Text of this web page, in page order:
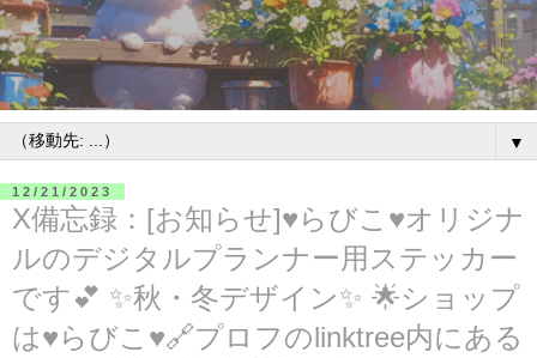
▼
12/21/2023
X備忘録：[お知らせ]♥らびこ♥オリジナ
ルのデジタルプランナー用ステッカー
です💕 ✨秋・冬デザイン✨ 🌟ショップ
は♥らびこ♥🔗プロフのlinktree内にある